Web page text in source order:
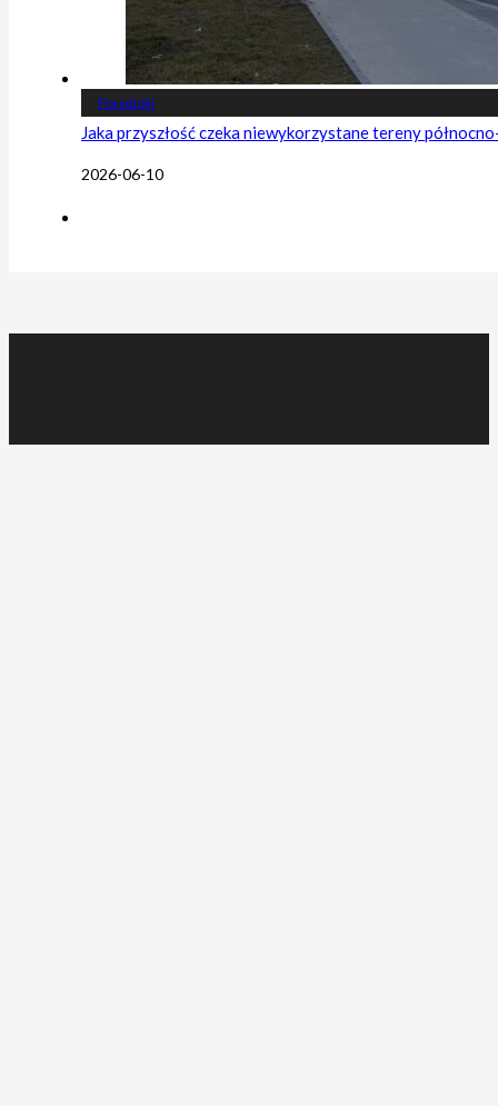
Poradniki
Jaka przyszłość czeka niewykorzystane tereny
2026-06-10